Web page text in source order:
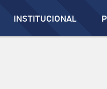
INSTITUCIONAL